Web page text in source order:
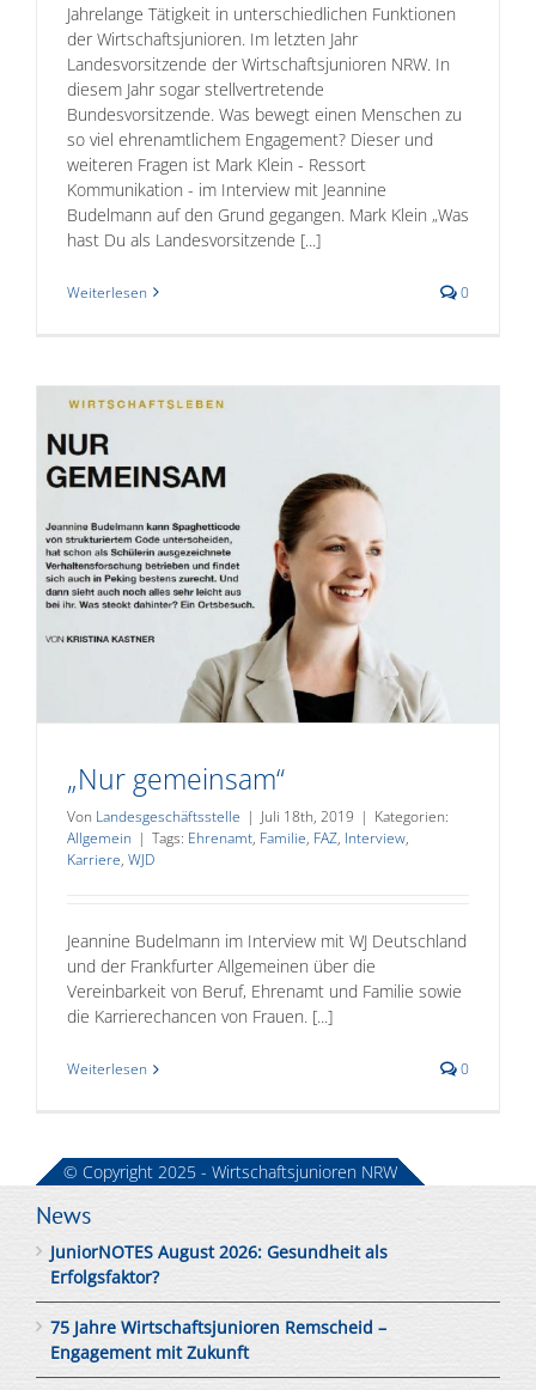
Jahrelange Tätigkeit in unterschiedlichen Funktionen
der Wirtschaftsjunioren. Im letzten Jahr
Landesvorsitzende der Wirtschaftsjunioren NRW. In
diesem Jahr sogar stellvertretende
Bundesvorsitzende. Was bewegt einen Menschen zu
so viel ehrenamtlichem Engagement? Dieser und
weiteren Fragen ist Mark Klein - Ressort
Kommunikation - im Interview mit Jeannine
Budelmann auf den Grund gegangen. Mark Klein „Was
hast Du als Landesvorsitzende [...]
Weiterlesen 0
„Nur gemeinsam“
Von Landesgeschäftsstelle | Juli 18th, 2019 | Kategorien:
Allgemein | Tags: Ehrenamt, Familie, FAZ, Interview,
Karriere, WJD
Jeannine Budelmann im Interview mit WJ Deutschland
und der Frankfurter Allgemeinen über die
Vereinbarkeit von Beruf, Ehrenamt und Familie sowie
die Karrierechancen von Frauen. [...]
Weiterlesen 0
News
JuniorNOTES August 2026: Gesundheit als
Erfolgsfaktor?
75 Jahre Wirtschaftsjunioren Remscheid –
Engagement mit Zukunft
© Copyright 2025 - Wirtschaftsjunioren NRW